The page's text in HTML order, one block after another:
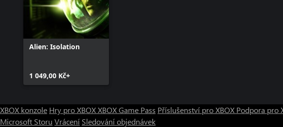
Alien: Isolation
1 049,00 Kč+
XBOX konzole Hry pro XBOXXBOX Game Pass Příslušenství pro XBOX Podpora pro
Microsoft Storu Vrácení Sledování objednávek